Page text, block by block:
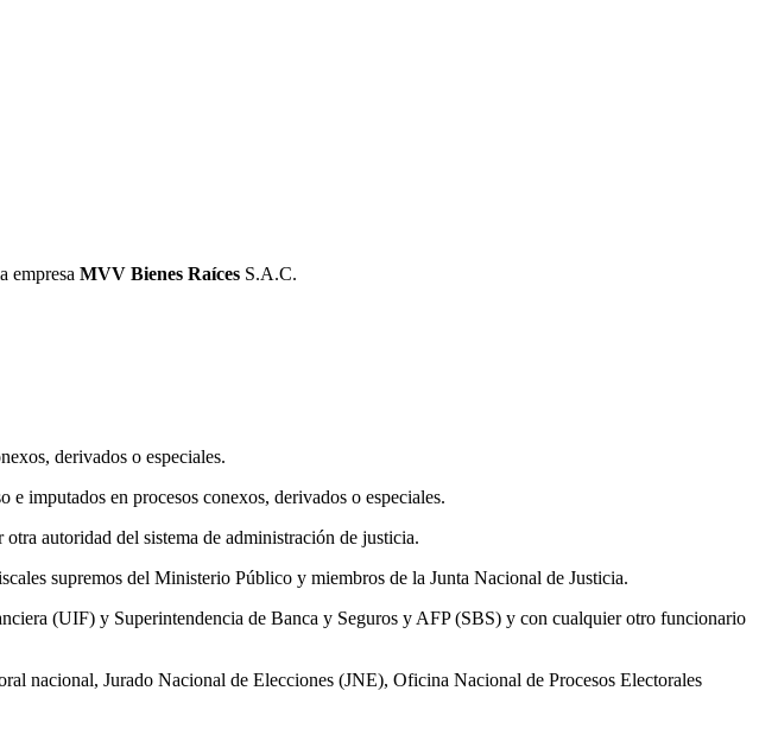
empresa MVV Bienes Raíces S.A.C.
derivados o especiales.
imputados en procesos conexos, derivados o especiales.
autoridad del sistema de administración de justicia.
supremos del Ministerio Público y miembros de la Junta Nacional de Justicia.
(UIF) y Superintendencia de Banca y Seguros y AFP (SBS) y con cualquier otro funcionario
nacional, Jurado Nacional de Elecciones (JNE), Oficina Nacional de Procesos Electorales